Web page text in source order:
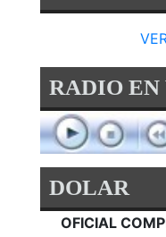
RADIO
DOLAR
OFICIAL